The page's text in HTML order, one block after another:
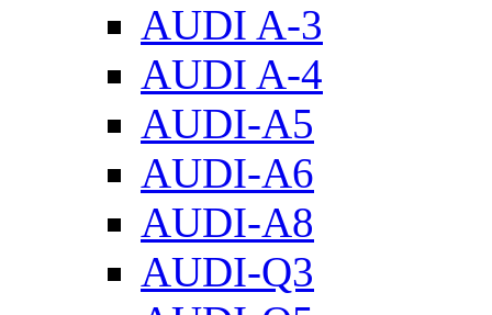
AUDI A-3
AUDI A-4
AUDI-A5
AUDI-A6
AUDI-A8
AUDI-Q3